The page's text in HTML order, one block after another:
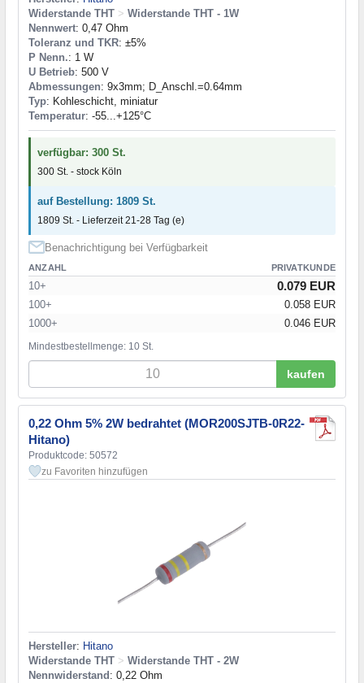
Widerstande THT > Widerstande THT - 1W
Nennwert: 0,47 Ohm
Toleranz und TKR: ±5%
P Nenn.: 1 W
U Betrieb: 500 V
Abmessungen: 9x3mm; D_Anschl.=0.64mm
Typ: Kohleschicht, miniatur
Temperatur: -55...+125°C
verfügbar: 300 St.
300 St. - stock Köln
auf Bestellung: 1809 St.
1809 St. - Lieferzeit 21-28 Tag (e)
Benachrichtigung bei Verfügbarkeit
ANZAHL PRIVATKUNDE
10+ 0.079 EUR
100+
0.058 EUR
1000+
0.046 EUR
Mindestbestellmenge: 10 St.
kaufen
0,22 Ohm 5% 2W bedrahtet (MOR200SJTB-0R22-
Hitano)
Produktcode: 50572
zu Favoriten hinzufügen
Hersteller: Hitano
Widerstande THT > Widerstande THT - 2W
Nennwiderstand : 0,22 Ohm